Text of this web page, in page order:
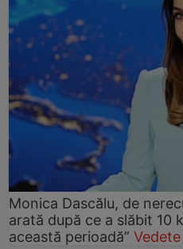
Monica Dascălu, de
arată după ce a slăbit 10
această perioadă”